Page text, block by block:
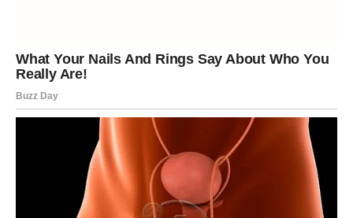
očekivali mnogo, kroz vesti koje dugo čekate ili kroz
događaj koji će vam pokazati da određene stvari ipak
dolaze u pravom trenutku.
Kod nekih Rakova biće to novo poznanstvo koje će od
samog početka delovati neobično blisko. Kod drugih će
biti reč o događaju koji će doneti veliko olakšanje i osećaj
da posle dužeg perioda neizvesnosti konačno dolazi